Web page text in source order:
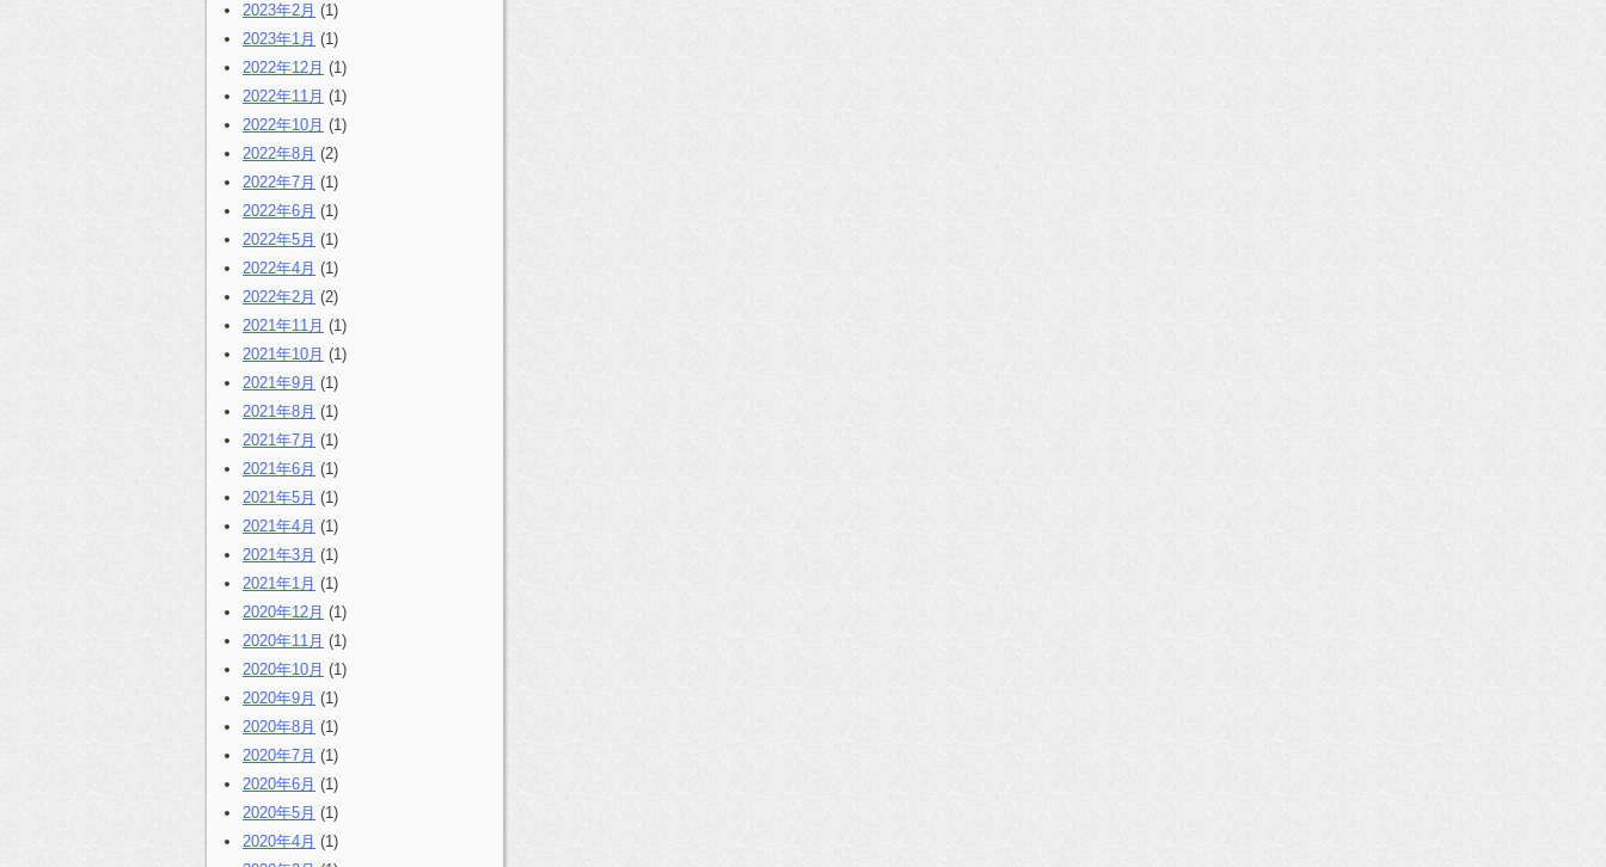
2023年2月 (1)
2023年1月 (1)
2022年12月 (1)
2022年11月 (1)
2022年10月 (1)
2022年8月 (2)
2022年7月 (1)
2022年6月 (1)
2022年5月 (1)
2022年4月 (1)
2022年2月 (2)
2021年11月 (1)
2021年10月 (1)
2021年9月 (1)
2021年8月 (1)
2021年7月 (1)
2021年6月 (1)
2021年5月 (1)
2021年4月 (1)
2021年3月 (1)
2021年1月 (1)
2020年12月 (1)
2020年11月 (1)
2020年10月 (1)
2020年9月 (1)
2020年8月 (1)
2020年7月 (1)
2020年6月 (1)
2020年5月 (1)
2020年4月 (1)